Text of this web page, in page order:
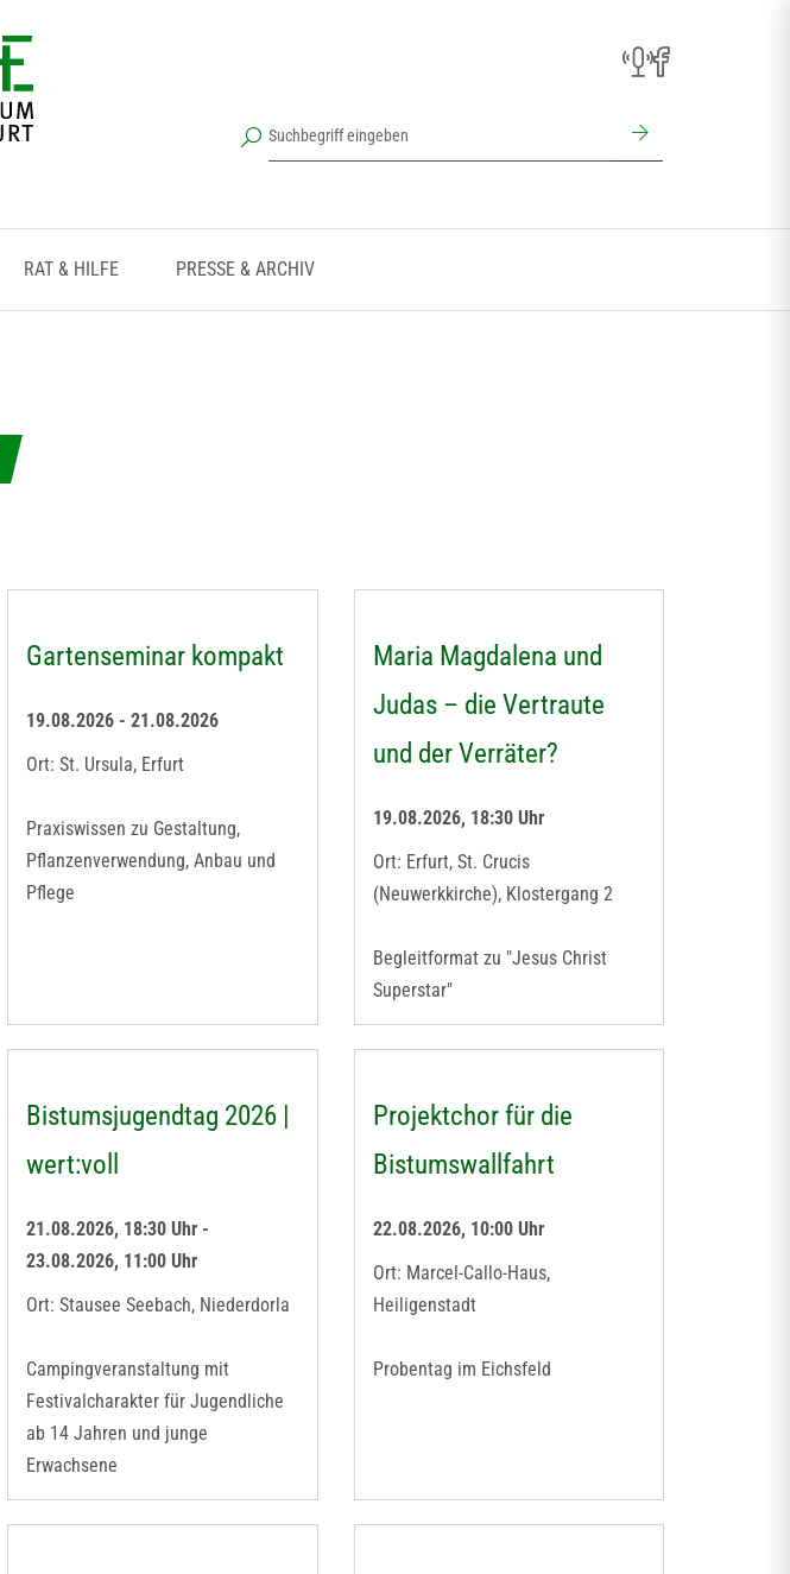
RAT & HILFE PRESSE & ARCHIV
Gartenseminar kompakt
19.08.2026 - 21.08.2026
Ort: St. Ursula, Erfurt
Praxiswissen zu Gestaltung,
Pflanzenverwendung, Anbau und
Pflege
Maria Magdalena und
Judas – die Vertraute
und der Verräter?
19.08.2026, 18:30 Uhr
Ort: Erfurt, St. Crucis
(Neuwerkkirche), Klostergang 2
Begleitformat zu "Jesus Christ
Superstar"
Bistumsjugendtag 2026 |
wert:voll
21.08.2026, 18:30 Uhr -
23.08.2026, 11:00 Uhr
Ort: Stausee Seebach, Niederdorla
Campingveranstaltung mit
Festivalcharakter für Jugendliche
ab 14 Jahren und junge
Erwachsene
Projektchor für die
Bistumswallfahrt
22.08.2026, 10:00 Uhr
Ort: Marcel-Callo-Haus,
Heiligenstadt
Probentag im Eichsfeld